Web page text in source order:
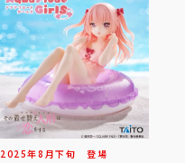
2025年8 月下旬 登場